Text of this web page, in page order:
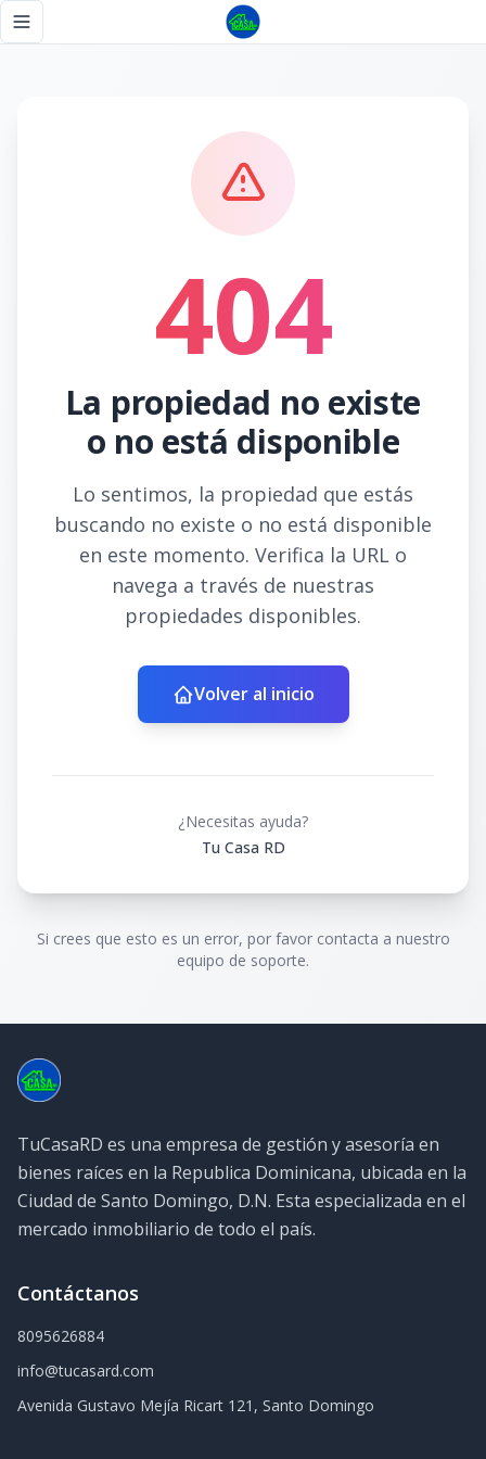
Toggle navigation menu
404
La propiedad no existe
o no está disponible
Lo sentimos, la propiedad que estás
buscando no existe o no está disponible
en este momento. Verifica la URL o
navega a través de nuestras
propiedades disponibles.
Volver al inicio
¿Necesitas ayuda?
Tu Casa RD
Si crees que esto es un error, por favor contacta a nuestro
equipo de soporte.
TuCasaRD es una empresa de gestión y asesoría en
bienes raíces en la Republica Dominicana, ubicada en la
Ciudad de Santo Domingo, D.N. Esta especializada en el
mercado inmobiliario de todo el país.
Contáctanos
8095626884
info@tucasard.com
Avenida Gustavo Mejía Ricart 121, Santo Domingo
Página no encontrada - Tu Casa RD